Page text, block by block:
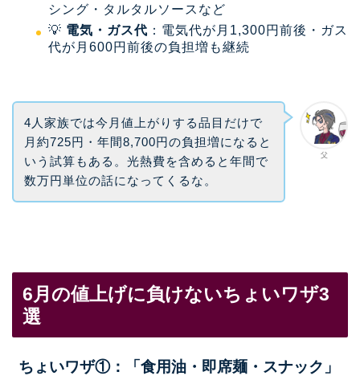
シング・タルタルソースなど
💡 電気・ガス代 ：電気代が月1,300円前後・ガス
代が月600円前後の負担増も継続
父
4人家族では今月値上がりする品目だけで
月約725円・年間8,700円の負担増になると
いう試算もある。光熱費を含めると年間で
数万円単位の話になってくるな。
6月の値上げに負けないちょいワザ3
選
ちょいワザ①：「食用油・即席麺・スナック」